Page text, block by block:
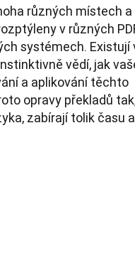
různých místech a
v různých
systémech. Existují
vědí, jak
a aplikování těchto
opravy překladů
zabírají tolik času a